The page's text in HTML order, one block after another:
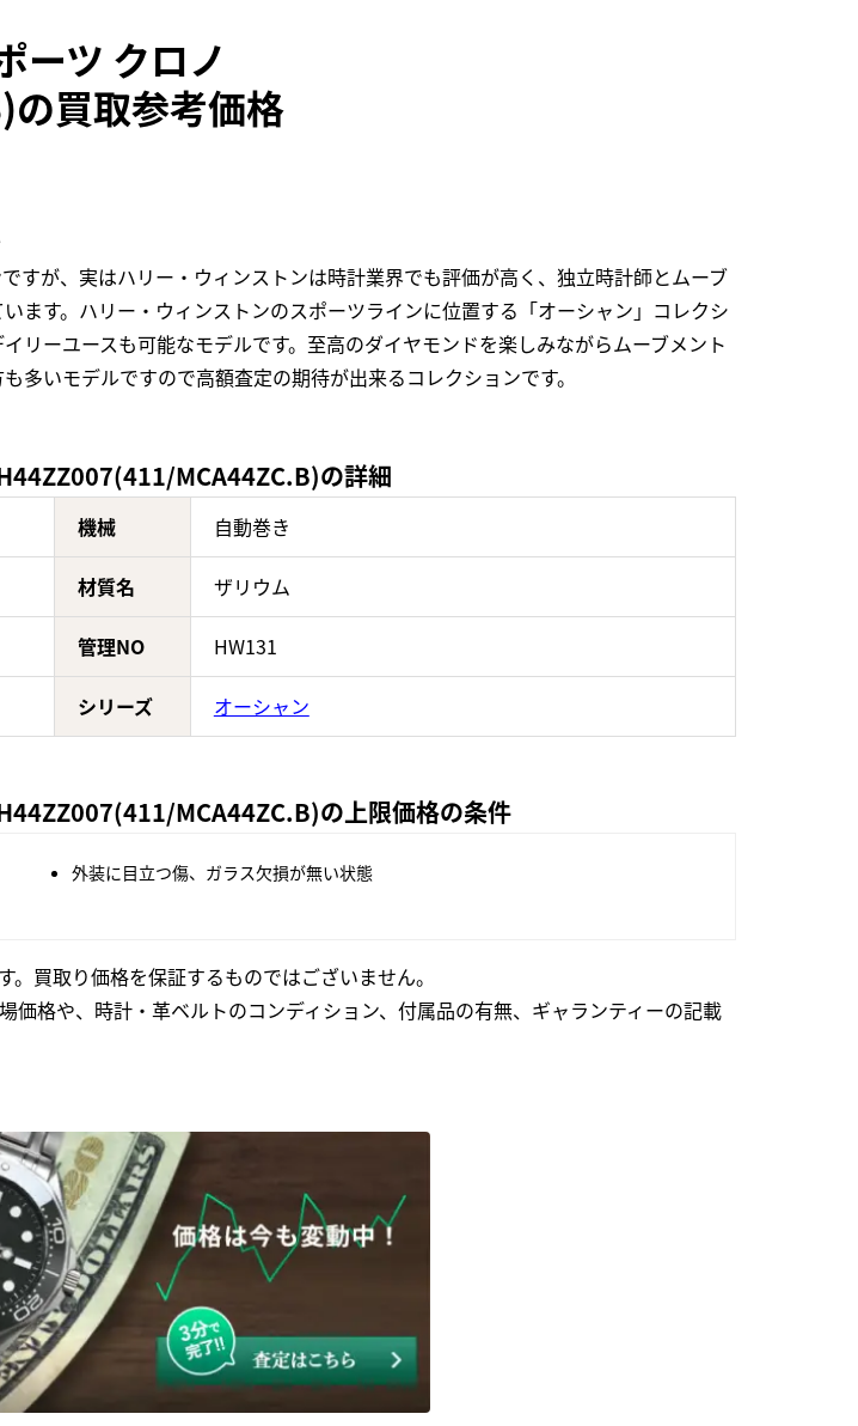
ーツ クロノ
買取参考価格
すが、実はハリー・ウィンストンは時計業界でも評価が高く、独立時計師とムーブ
ます。ハリー・ウィンストンのスポーツラインに位置する「オーシャン」コレクシ
リーユースも可能なモデルです。至高のダイヤモンドを楽しみながらムーブメント
いモデルですので高額査定の期待が出来るコレクションです。
MCA44ZC.B)の詳細
機械 自動巻き
材質名 ザリウム
管理NO HW131
シリーズ オーシャン
MCA44ZC.B)の上限価格の条件
外装に目立つ傷、ガラス欠損が無い状態
買取り価格を保証するものではございません。
格や、時計・革ベルトのコンディション、付属品の有無、ギャランティーの記載